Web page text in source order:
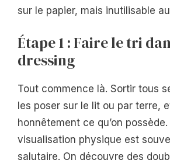
sur le papier, mais inutilisable
Étape 1 : Faire le tri
dressing
Tout commence là. Sortir tous
les poser sur le lit ou par terre,
honnêtement ce qu’on
visualisation physique est
salutaire. On découvre des